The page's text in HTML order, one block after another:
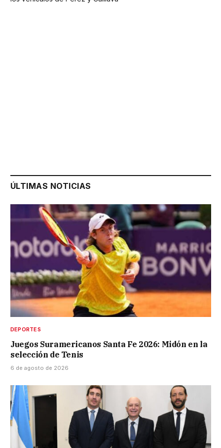
ÚLTIMAS NOTICIAS
DEPORTES
Juegos Suramericanos Santa Fe 2026: Midón en la
selección de Tenis
6 de agosto de 2026